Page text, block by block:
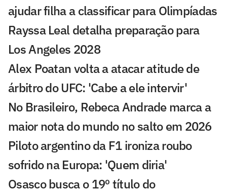
ajudar filha a classificar para Olimpíadas
Rayssa Leal detalha preparação para
Los Angeles 2028
Alex Poatan volta a atacar atitude de
árbitro do UFC: 'Cabe a ele intervir'
No Brasileiro, Rebeca Andrade marca a
maior nota do mundo no salto em 2026
Piloto argentino da F1 ironiza roubo
sofrido na Europa: 'Quem diria'
Osasco busca o 19º título do